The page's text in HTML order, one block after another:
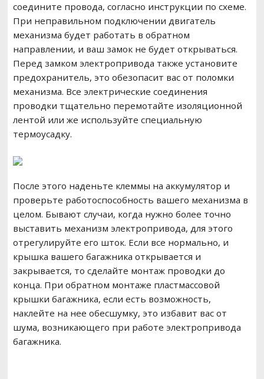
соедините провода, согласно инструкции по схеме.
При неправильном подключении двигатель
механизма будет работать в обратном
направлении, и ваш замок не будет открываться.
Перед замком электропривода также установите
предохранитель, это обезопасит вас от поломки
механизма. Все электрические соединения
проводки тщательно перемотайте изоляционной
лентой или же используйте специальную
термоусадку.
После этого наденьте клеммы на аккумулятор и
проверьте работоспособность вашего механизма в
целом. Бывают случаи, когда нужно более точно
выставить механизм электропривода, для этого
отрегулируйте его шток. Если все нормально, и
крышка вашего багажника открывается и
закрывается, то сделайте монтаж проводки до
конца. При обратном монтаже пластмассовой
крышки багажника, если есть возможность,
наклейте на нее обесшумку, это избавит вас от
шума, возникающего при работе электропривода
багажника.